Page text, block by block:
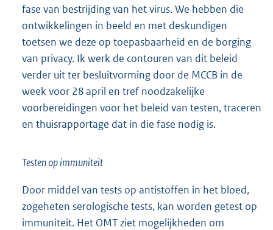
fase van bestrijding van het virus. We hebben die
ontwikkelingen in beeld en met deskundigen
toetsen we deze op toepasbaarheid en de borging
van privacy. Ik werk de contouren van dit beleid
verder uit ter besluitvorming door de MCCB in de
week voor 28 april en tref noodzakelijke
voorbereidingen voor het beleid van testen, traceren
en thuisrapportage dat in die fase nodig is.
Testen op immuniteit
Door middel van tests op antistoffen in het bloed,
zogeheten serologische tests, kan worden getest op
immuniteit. Het OMT ziet mogelijkheden om